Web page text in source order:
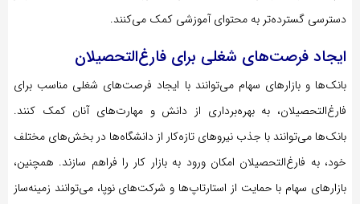
دسترسی گسترده‌تر به محتوای آموزشی کمک می‌کنند.
ایجاد فرصت‌های شغلی برای فارغ‌التحصیلان
بانک‌ها و بازارهای سهام می‌توانند با ایجاد فرصت‌های شغلی مناسب برای
فارغ‌التحصیلان، به بهره‌برداری از دانش و مهارت‌های آنان کمک کنند.
بانک‌ها می‌توانند با جذب نیروهای تازه‌کار از دانشگاه‌ها در بخش‌های مختلف
خود، به فارغ‌التحصیلان امکان ورود به بازار کار را فراهم سازند. همچنین،
بازارهای سهام با حمایت از استارتاپ‌ها و شرکت‌های نوپا، می‌توانند زمینه‌ساز